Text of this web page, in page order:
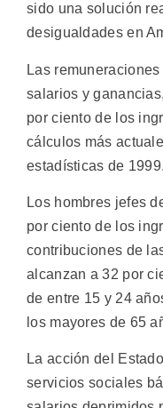
sido una solución
desigualdades en
Las
salarios y
por ciento de los
cálculos más
estadísticas de 1999.
Los hombres jefes
por ciento de los
contribuciones de
alcanzan a 32 por
de entre 15 y 24
los mayores de 65
La acción del
servicios sociales